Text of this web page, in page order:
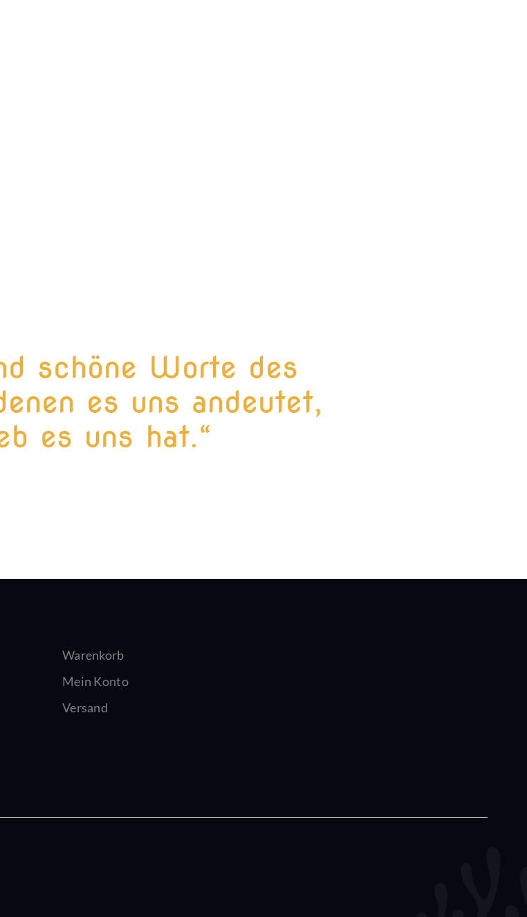
schöne Worte des
es uns andeutet,
es uns hat.“
Warenkorb
Mein Konto
Versand